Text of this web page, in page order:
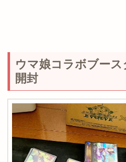
ウマ娘コラボブー
開封